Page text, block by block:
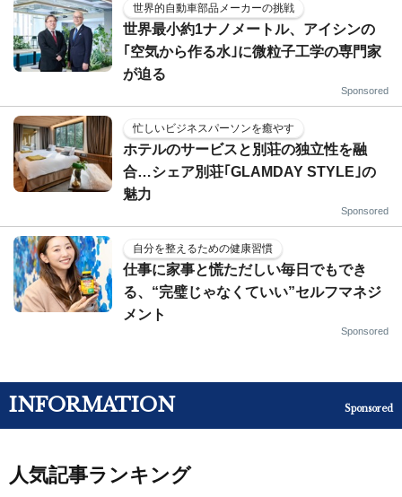
世界的自動車部品メーカーの挑戦
世界最小約1ナノメートル、アイシンの
｢空気から作る水｣に微粒子工学の専門家
が迫る
Sponsored
忙しいビジネスパーソンを癒やす
ホテルのサービスと別荘の独立性を融
合…シェア別荘｢GLAMDAY STYLE｣の
魅力
Sponsored
自分を整えるための健康習慣
仕事に家事と慌ただしい毎日でもでき
る、“完璧じゃなくていい”セルフマネジ
メント
Sponsored
INFORMATION Sponsored
人気記事ランキング